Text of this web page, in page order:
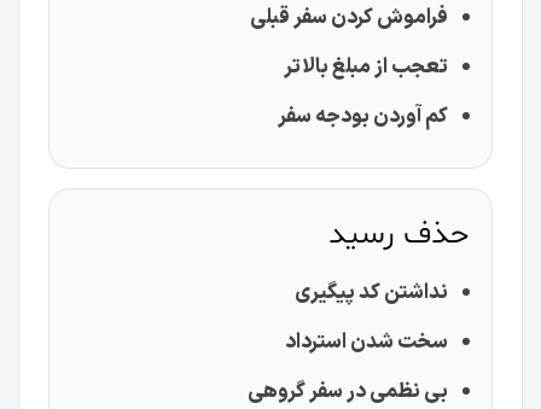
فراموش کردن سفر قبلی
تعجب از مبلغ بالاتر
کم آوردن بودجه سفر
حذف رسید
نداشتن کد پیگیری
سخت شدن استرداد
بی نظمی در سفر گروهی